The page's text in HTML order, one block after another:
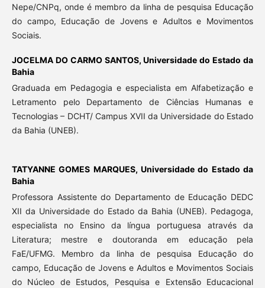
Nepe/CNPq, onde é membro da linha de pesquisa Educação
do campo, Educação de Jovens e Adultos e Movimentos
Sociais.
JOCELMA DO CARMO SANTOS,Universidade do Estado da
Bahia
Graduada em Pedagogia e especialista em Alfabetização e
Letramento pelo Departamento de Ciências Humanas e
Tecnologias – DCHT/ Campus XVII da Universidade do Estado
da Bahia (UNEB).
TATYANNE GOMES MARQUES, Universidade do Estado da
Bahia
Professora Assistente do Departamento de Educação DEDC
XII da Universidade do Estado da Bahia (UNEB). Pedagoga,
especialista no Ensino da língua portuguesa através da
Literatura; mestre e doutoranda em educação pela
FaE/UFMG. Membro da linha de pesquisa Educação do
campo, Educação de Jovens e Adultos e Movimentos Sociais
do Núcleo de Estudos, Pesquisa e Extensão Educacional